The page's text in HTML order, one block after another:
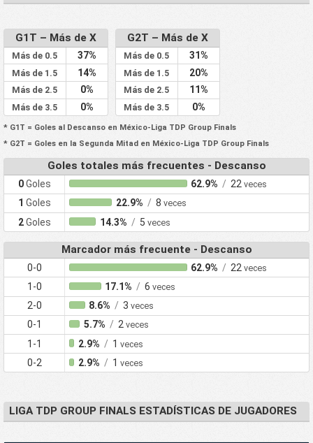
G1T – Más de X
Más de 0.5 37%
Más de 1.5 14%
Más de 2.5 0%
Más de 3.5 0%
G2T – Más de X
Más de 0.5 31%
Más de 1.5 20%
Más de 2.5 11%
Más de 3.5 0%
* G1T = Goles al Descanso en México-Liga TDP Group Finals
* G2T = Goles en la Segunda Mitad en México-Liga TDP Group Finals
Goles totales más frecuentes - Descanso
0Goles 62.9% / 22veces
1 Goles 22.9% / 8 veces
2Goles 14.3% / 5 veces
Marcador más frecuente - Descanso
0-0 62.9% / 22veces
1-0 17.1% / 6veces
2-0 8.6% / 3veces
0-1 5.7% / 2 veces
1-1 2.9% / 1veces
0-2 2.9% / 1veces
LIGA TDP GROUP FINALS ESTADÍSTICAS DE JUGADORES